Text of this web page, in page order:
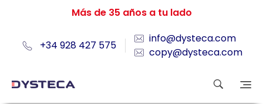
Más de 35 años a tu lado
+34 928 427 575
info@dysteca.com
copy@dysteca.com